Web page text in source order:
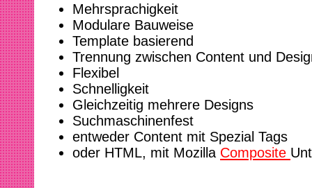
Mehrsprachigkeit
Modulare Bauweise
Template basierend
Trennung zwischen Content und
Flexibel
Schnelligkeit
Gleichzeitig mehrere Designs
Suchmaschinenfest
entweder Content mit Spezial Tags
oder HTML, mit Mozilla Composite